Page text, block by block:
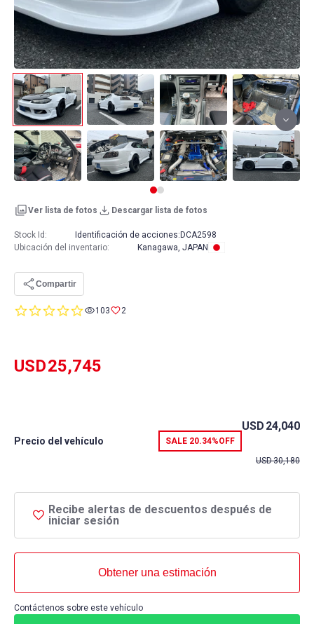
Ver lista de fotos Descargar lista de fotos
0.0103 2
USD25,745
Precio del vehículo SALE 20.34%OFF
USD 24,040
USD30,180
Recibe alertas de descuentos después de
iniciar sesión
Obtener una estimación
Contáctenos sobre este vehículo
Stock Id: Identificación de acciones: DCA2598
Ubicación del inventario: Kanagawa, JAPAN
Compartir